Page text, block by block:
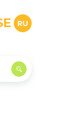
RU